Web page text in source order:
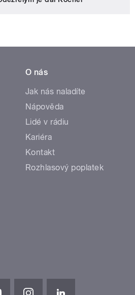
O nás
Jak nás naladíte
Nápověda
Lidé v rádiu
Kariéra
Kontakt
Rozhlasový poplatek